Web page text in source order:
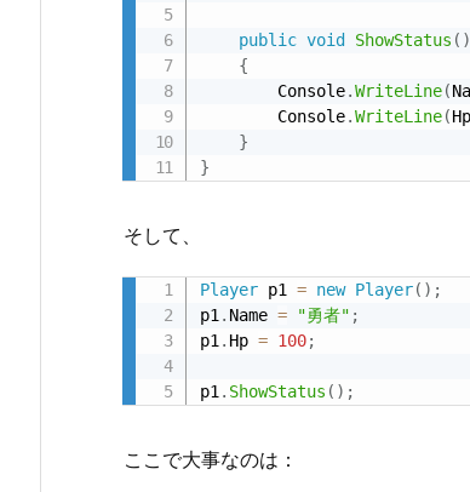
っ
て
き
た
形
2.
public void ShowStatus ( )
{
        Console
.WriteLine(
        Console
.WriteLine(Hp
}
}
そして、
Player p1 = new Player( ) ;
p1. Name = "勇者" ;
p1. Hp = 100;
p1. ShowStatus ( ) ;
ここで大事なのは：